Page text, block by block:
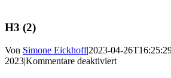
H3 (2)
Von Simone Eickhoff|2023-04-
2023|Kommentare deaktiviertfür